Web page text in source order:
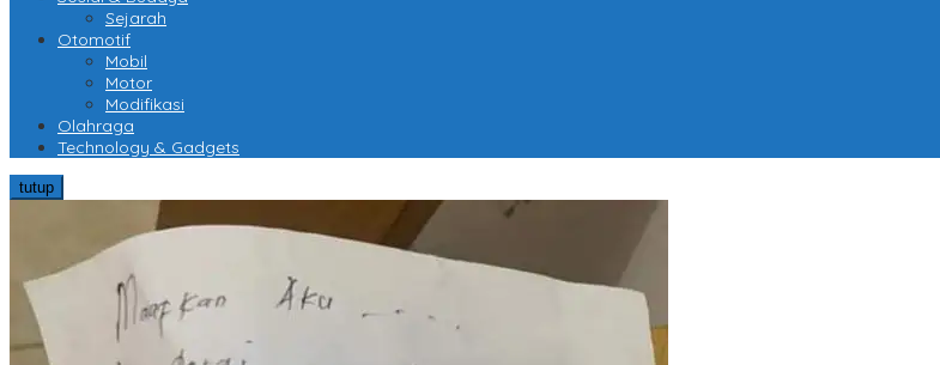
Sejarah
Otomotif
Mobil
Motor
Modifikasi
Olahraga
Technology & Gadgets
tutup